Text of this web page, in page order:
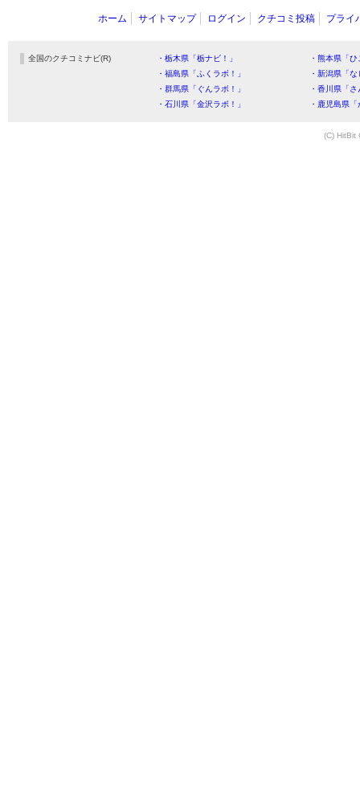
ホーム サイトマップ ログイン クチコミ投稿 プライ
全国のクチコミナビ(R) ・栃木県「栃ナビ！」
・熊本県「
・福島県「ふくラボ！」
・新潟県「
・群馬県「ぐんラボ！」
・香川県「
・石川県「金沢ラボ！」
・鹿児島県
(C) HitBit